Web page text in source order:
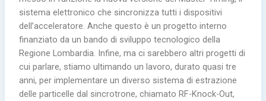
sistema elettronico che sincronizza tutti i dispositivi
dell’acceleratore. Anche questo è un progetto interno
finanziato da un bando di sviluppo tecnologico della
Regione Lombardia. Infine, ma ci sarebbero altri progetti di
cui parlare, stiamo ultimando un lavoro, durato quasi tre
anni, per implementare un diverso sistema di estrazione
delle particelle dal sincrotrone, chiamato RF-Knock-Out,